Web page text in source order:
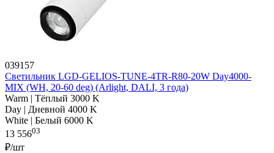
039157
Светильник LGD-GELIOS-TUNE-4TR-R80-20W Day4000-
MIX (WH, 20-60 deg) (Arlight, DALI, 3 года)
Warm | Тёплый 3000 K
Day | Дневной 4000 K
White | Белый 6000 K
13 55603
₽/шт